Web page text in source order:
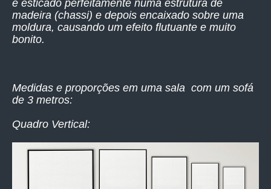
é esticado perfeitamente numa estrutura de
madeira (chassi) e depois encaixado sobre uma
moldura, causando um efeito flutuante e muito
bonito.
Medidas e proporções em uma sala com um sofá
de 3 metros:
Quadro Vertical: